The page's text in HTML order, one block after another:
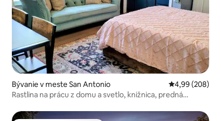
Bývanie v meste San Antonio Priemerné
4,99 (208)
Rastlina na prácu z domu a svetlo, knižnica, predná